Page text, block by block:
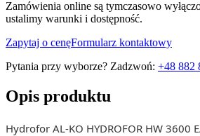
Zamówienia online są tymczasowo
ustalimy warunki i dostępność.
Zapytaj o cenęFormularz kontaktowy
Pytania przy wyborze? Zadzwoń: +48 882
Opis produktu
Hydrofor AL-KO HYDROFOR HW 3600